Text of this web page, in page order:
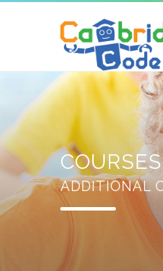
COURSES
ADDITIONAL